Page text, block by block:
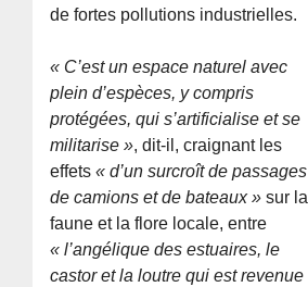
de fortes pollutions industrielles.
« C’est un espace naturel avec
plein d’espèces, y compris
protégées, qui s’artificialise et se
militarise », dit-il, craignant les
effets« d’un surcroît de passages
de camions et de bateaux » sur la
faune et la flore locale, entre
« l’angélique des estuaires, le
castor et la loutre qui est revenue